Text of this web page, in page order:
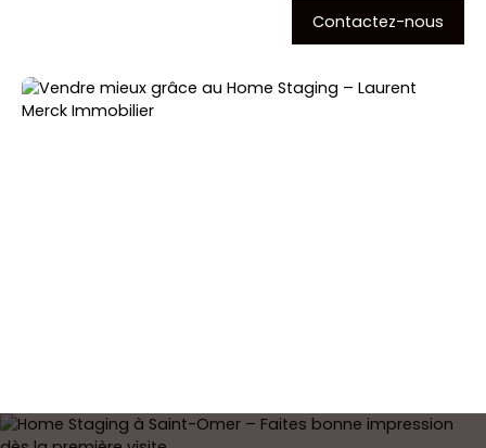
Contactez-nous